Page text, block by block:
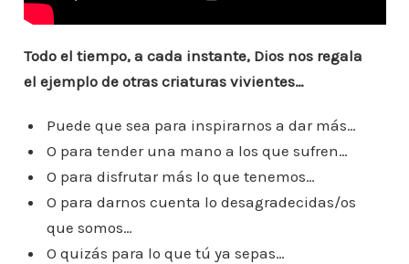
Todo el tiempo, a cada instante, Dios nos regala
el ejemplo de otras criaturas vivientes…
Puede que sea para inspirarnos a dar más…
O para tender una mano a los que sufren…
O para disfrutar más lo que tenemos…
O para darnos cuenta lo desagradecidas/os
que somos…
O quizás para lo que tú ya sepas…